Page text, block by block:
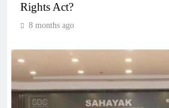
Rights Act?
8 months ago